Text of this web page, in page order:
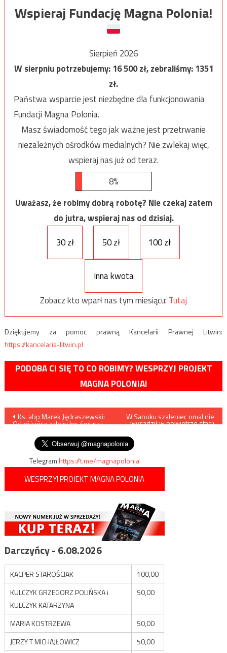
Wspieraj Fundację Magna Polonia!
Sierpień 2026
W sierpniu potrzebujemy:16 500zł, zebraliśmy:1351
zł.
Państwa wsparcie jest niezbędne dla funkcjonowania
Fundacji Magna Polonia.
Masz świadomość tego jak ważne jest przetrwanie
niezależnych ośrodków medialnych? Nie zwlekaj więc,
wspieraj nas już od teraz.
8%
Uważasz, że robimy dobrą robotę? Nie czekaj zatem
do jutra, wspieraj nas od dzisiaj.
30 zł
50 zł 100 zł
Inna kwota
Zobacz kto wparł nas tym miesiącu: Tutaj
Dziękujemy za pomoc prawną Kancelarii Prawnej Litwin:
https://kancelaria-litwin.pl
PODOBA CI SIĘ TO CO ROBIMY? WESPRZYJ PROJEKT
MAGNA POLONIA!
Nawigacja
wpisu
Ks. abp Marek Jędraszewski:
Od różańca zależy los świata i
W Sanoku szaleniec omal nie
wysadził w powietrze stacji
Telegramhttps://t.me/magnapolonia
WESPRZYJ PROJEKT MAGNA POLONIA
Darczyńcy - 6.08.2026
KACPER STAROŚCIAK
100,00
KULCZYK GRZEGORZ POLIŃSKA i
KULCZYK KATARZYNA
50,00
MARIA KOSTRZEWA
50,00
JERZY T MICHAJŁOWICZ
50,00